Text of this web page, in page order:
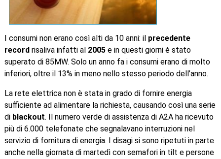
I consumi non erano così alti da 10 anni: il precedente
record risaliva infatti al 2005e in questi giorni è stato
superato di 85MW. Solo un anno fa i consumi erano di molto
inferiori, oltre il 13% in meno nello stesso periodo dell’anno.
La rete elettrica non è stata in grado di fornire energia
sufficiente ad alimentare la richiesta, causando così una serie
di blackout. Il numero verde di assistenza di A2A ha ricevuto
più di 6.000 telefonate che segnalavano interruzioni nel
servizio di fornitura di energia. I disagi si sono ripetuti in parte
anche nella giornata di martedì con semafori in tilt e persone